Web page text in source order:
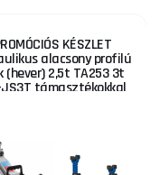
KÉSZLET
alacsony profilú
(hever) 2,5t TA253 3t
támasztékokkal